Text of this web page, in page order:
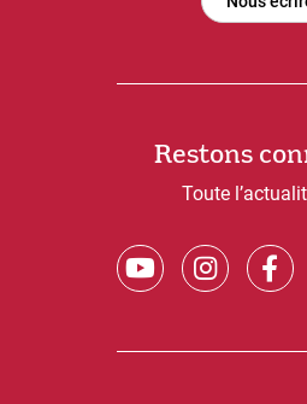
Restons
Toute